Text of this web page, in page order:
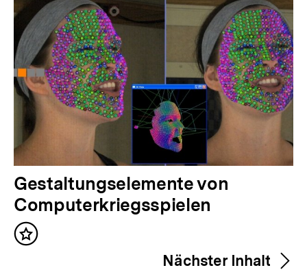
V
o
r
h
Gestaltungselemente von
Computerkriegsspielen
Inhalt
Nächster Inhalt